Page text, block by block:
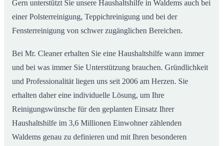
Gern unterstützt Sie unsere Haushaltshilfe in Waldems auch bei
einer Polsterreinigung, Teppichreinigung und bei der
Fensterreinigung von schwer zugänglichen Bereichen.
Bei Mr. Cleaner erhalten Sie eine Haushaltshilfe wann immer
und bei was immer Sie Unterstützung brauchen. Gründlichkeit
und Professionalität liegen uns seit 2006 am Herzen. Sie
erhalten daher eine individuelle Lösung, um Ihre
Reinigungswünsche für den geplanten Einsatz Ihrer
Haushaltshilfe im 3,6 Millionen Einwohner zählenden
Waldems genau zu definieren und mit Ihren besonderen